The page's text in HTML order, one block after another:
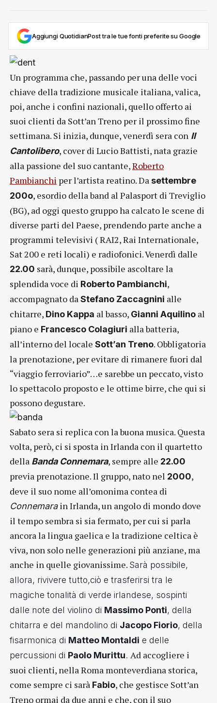
Aggiungi QuotidianPost tra le tue fonti preferite su Google
Un programma che, passando per una delle voci
chiave della tradizione musicale italiana, valica,
poi, anche i confini nazionali, quello offerto ai
suoi clienti da Sott’an Treno per il prossimo fine
settimana. Si inizia, dunque, venerdì sera con Il
Cantolibero, cover di Lucio Battisti, nata grazie
alla passione del suo cantante,Roberto
Pambianchi per l’artista reatino. Da settembre
200o, esordio della band al Palasport di Treviglio
(BG), ad oggi questo gruppo ha calcato le scene di
diverse parti del Paese, prendendo parte anche a
programmi televisivi ( RAI2, Rai Internationale,
Sat 200 e reti locali) e radiofonici. Venerdì dalle
22.00 sarà, dunque, possibile ascoltare la
splendida voce di Roberto Pambianchi,
accompagnato da Stefano Zaccagnini alle
chitarre, Dino Kappa al basso, Gianni Aquilino al
piano e Francesco Colagiuri alla batteria,
all’interno del locale Sott’an Treno. Obbligatoria
la prenotazione, per evitare di rimanere fuori dal
“viaggio ferroviario”…e sarebbe un peccato, visto
lo spettacolo proposto e le ottime birre, che qui si
possono degustare.
Sabato sera si replica con la buona musica. Questa
volta, però, ci si sposta in Irlanda con il quartetto
della Banda Connemara, sempre alle 22.00
previa prenotazione. Il gruppo, nato nel 2000,
deve il suo nome all’omonima contea di
Connemarain Irlanda, un angolo di mondo dove
il tempo sembra si sia fermato, per cui si parla
ancora la lingua gaelica e la tradizione celtica è
viva, non solo nelle generazioni più anziane, ma
anche in quelle giovanissime. Sarà possibile,
allora, rivivere tutto,ciò e trasferirsi tra le
magiche tonalità di verde irlandese, sospinti
dalle note del violino di Massimo Ponti, della
chitarra e del mandolino di Jacopo Fiorio, della
fisarmonica di Matteo Montaldi e delle
percussioni di Paolo Murittu. Ad accogliere i
suoi clienti, nella Roma monteverdiana storica,
come sempre ci sarà Fabio, che gestisce Sott’an
Treno ormai da due anni e che, con il suo